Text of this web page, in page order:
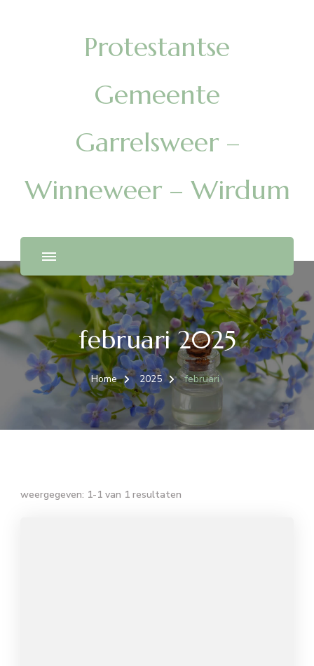
Protestantse
Gemeente
Garrelsweer –
Winneweer – Wirdum
februari 2025
Home 2025 februari
weergegeven: 1-1 van 1 resultaten